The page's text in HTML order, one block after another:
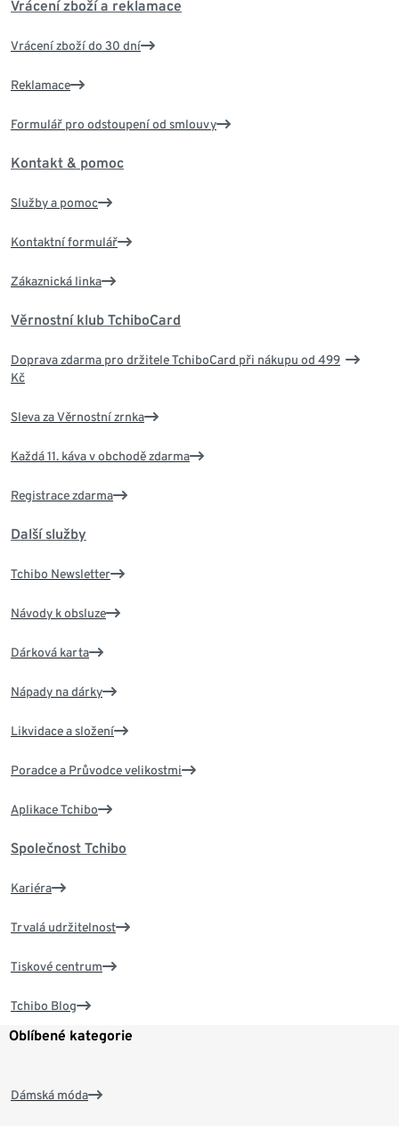
Vrácení zboží a reklamace
Vrácení zboží do 30 dní
Reklamace
Formulář pro odstoupení od smlouvy
Kontakt & pomoc
Služby a pomoc
Kontaktní formulář
Zákaznická linka
Věrnostní klub TchiboCard
Doprava zdarma pro držitele TchiboCard při nákupu od 499
Kč
Sleva za Věrnostní zrnka
Každá 11. káva v obchodě zdarma
Registrace zdarma
Další služby
Tchibo Newsletter
Návody k obsluze
Dárková karta
Nápady na dárky
Likvidace a složení
Poradce a Průvodce velikostmi
Aplikace Tchibo
Společnost Tchibo
Kariéra
Trvalá udržitelnost
Tiskové centrum
Tchibo Blog
Oblíbené kategorie
Dámská móda